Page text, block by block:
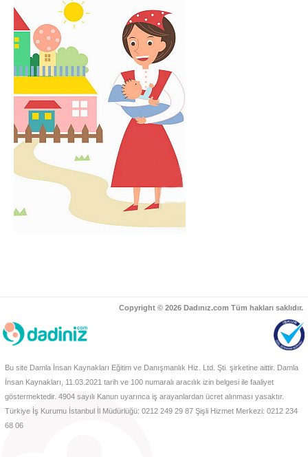
Copyright © 2026 Dadınız.com Tüm hakları saklıdır.
Bu site Damla İnsan Kaynakları Eğitim ve Danışmanlık Hiz. Ltd. Şti. şirketine aittir. Damla
İnsan Kaynakları, 11.03.2021 tarih ve 100 numaralı aracılık izin belgesi ile faaliyet
göstermektedir. 4904 sayılı Kanun uyarınca iş arayanlardan ücret alınması yasaktır.
Türkiye İş Kurumu İstanbul İl Müdürlüğü: 0212 249 29 87 Şişli Hizmet Merkezi: 0212 234
68 06